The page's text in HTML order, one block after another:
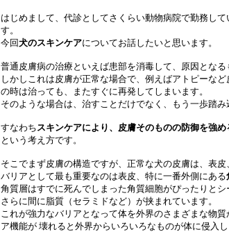
はじめまして、代診としてさくらい動物病院で勤務して
す。
今回犬のスキンケアについてお話したいと思います。
普通皮膚病の治療といえば患部を消毒して、原因となる
しかしこれは皮膚が正常な場合で、例えばアトピーな
の時は治っても、またすぐに再発してしまいます。
そのような場合は、治すことだけでなく、もう一歩踏み
すなわちスキンケアにより、皮膚そのものの防御を強
という考え方です。
そこでまず皮膚の構造ですが、正常な犬の皮膚は、表皮
バリアとして最も重要なのは表皮、特に一番外側にある
角質層はすでに死んでしまった角質細胞がぴったりとシ
さらに間に脂質（セラミドなど）が挟まれています。
これが強力なバリアとなって体を外界のさまざまな物
ア機能が 壊れると外界からいろいろなものが体に侵入